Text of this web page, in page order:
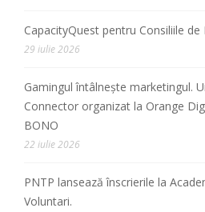
CapacityQuest pentru Consiliile de
29 iulie 2026
Gamingul întâlnește marketingul.
Connector organizat la Orange
BONO
22 iulie 2026
PNTP lansează înscrierile la
Voluntari.